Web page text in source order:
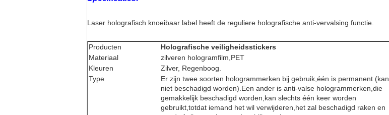
Laser holografisch knoeibaar label heeft de reguliere holografische anti-vervalsing functie.
Producten
Holografische veiligheidsstickers
Materiaal
zilveren hologramfilm,PET
Kleuren
Zilver, Regenboog.
Type
Er zijn twee soorten hologrammerken bij gebruik,één is permanent (kan
niet beschadigd worden).Een ander is anti-valse hologrammerken,die
gemakkelijk beschadigd worden,kan slechts één keer worden
gebruikt,totdat iemand het wil verwijderen,het zal beschadigd raken en